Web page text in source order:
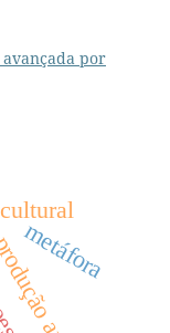
por
metáfora